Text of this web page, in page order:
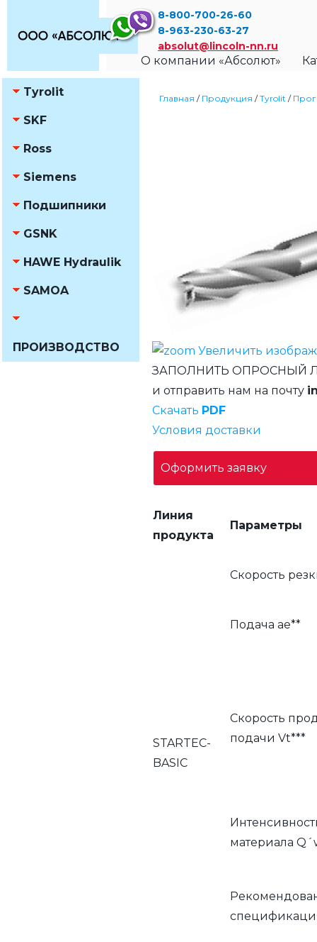
8-800-700-26-60
8-963-230-63-27
absolut@lincoln-nn.ru
О компании «Абсолют»
Tyrolit
SKF
Ross
Siemens
Подшипники
GSNK
HAWE Hydraulik
SAMOA
ПРОИЗВОДСТВО
Главная / Продукция /Tyrolit /
Увеличить
ЗАПОЛНИТЬ ОПРОСНЫЙ
и отправить нам на почту
Скачать PDF
Условия доставки
Оформить заявку
Линия
продукта
Параметры
STARTEC-
BASIC
Скорость
Подача ae**
Скорость
подачи Vt***
материала